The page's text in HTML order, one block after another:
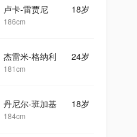
18岁
卢卡-雷贾尼
186cm
24岁
杰雷米-格纳利
181cm
18岁
丹尼尔-班加基
184cm